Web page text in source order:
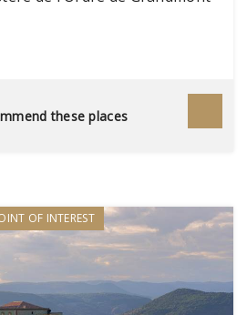
Un cloître dépouillé, la salle
des vestiges gallo-romains
these places
OF INTEREST